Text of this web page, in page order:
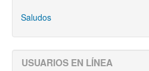
Saludos
USUARIOS EN LÍNEA